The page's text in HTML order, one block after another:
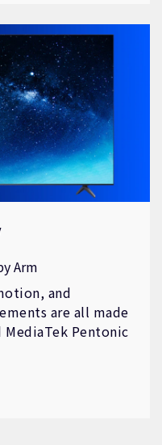
Arm
and
are all made
Pentonic